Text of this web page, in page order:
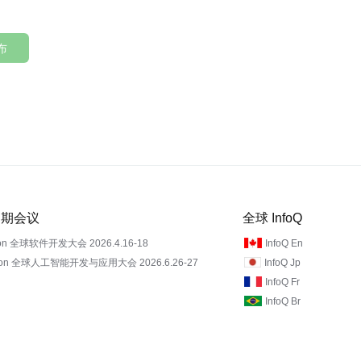
会议
全球软件开发大会 2026.4.16-18
全球人工智能开发与应用大会 2026.6.26-27
全球 InfoQ
InfoQ En
InfoQ Jp
InfoQ Fr
InfoQ Br